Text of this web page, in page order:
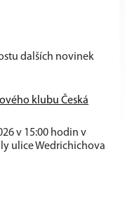
dalších novinek
klubu Česká
v 15:00 hodin v
ulice Wedrichichova